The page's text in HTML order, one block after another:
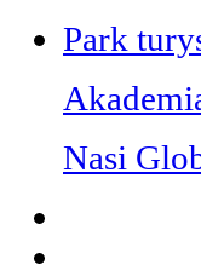
Park
Nasi